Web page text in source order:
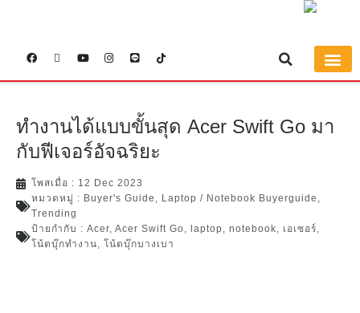
ทำงานได้แบบขั้นสุด Acer Swift Go มา
กับฟีเจอร์อัจฉริยะ
โพสเมื่อ : 12 Dec 2023
หมวดหมู่ : Buyer's Guide , Laptop / Notebook Buyerguide ,
Trending
ป้ายกำกับ : Acer, Acer Swift Go, laptop, notebook, เอเซอร์,
โน้ตบุ๊กทำงาน, โน้ตบุ๊กบางเบา